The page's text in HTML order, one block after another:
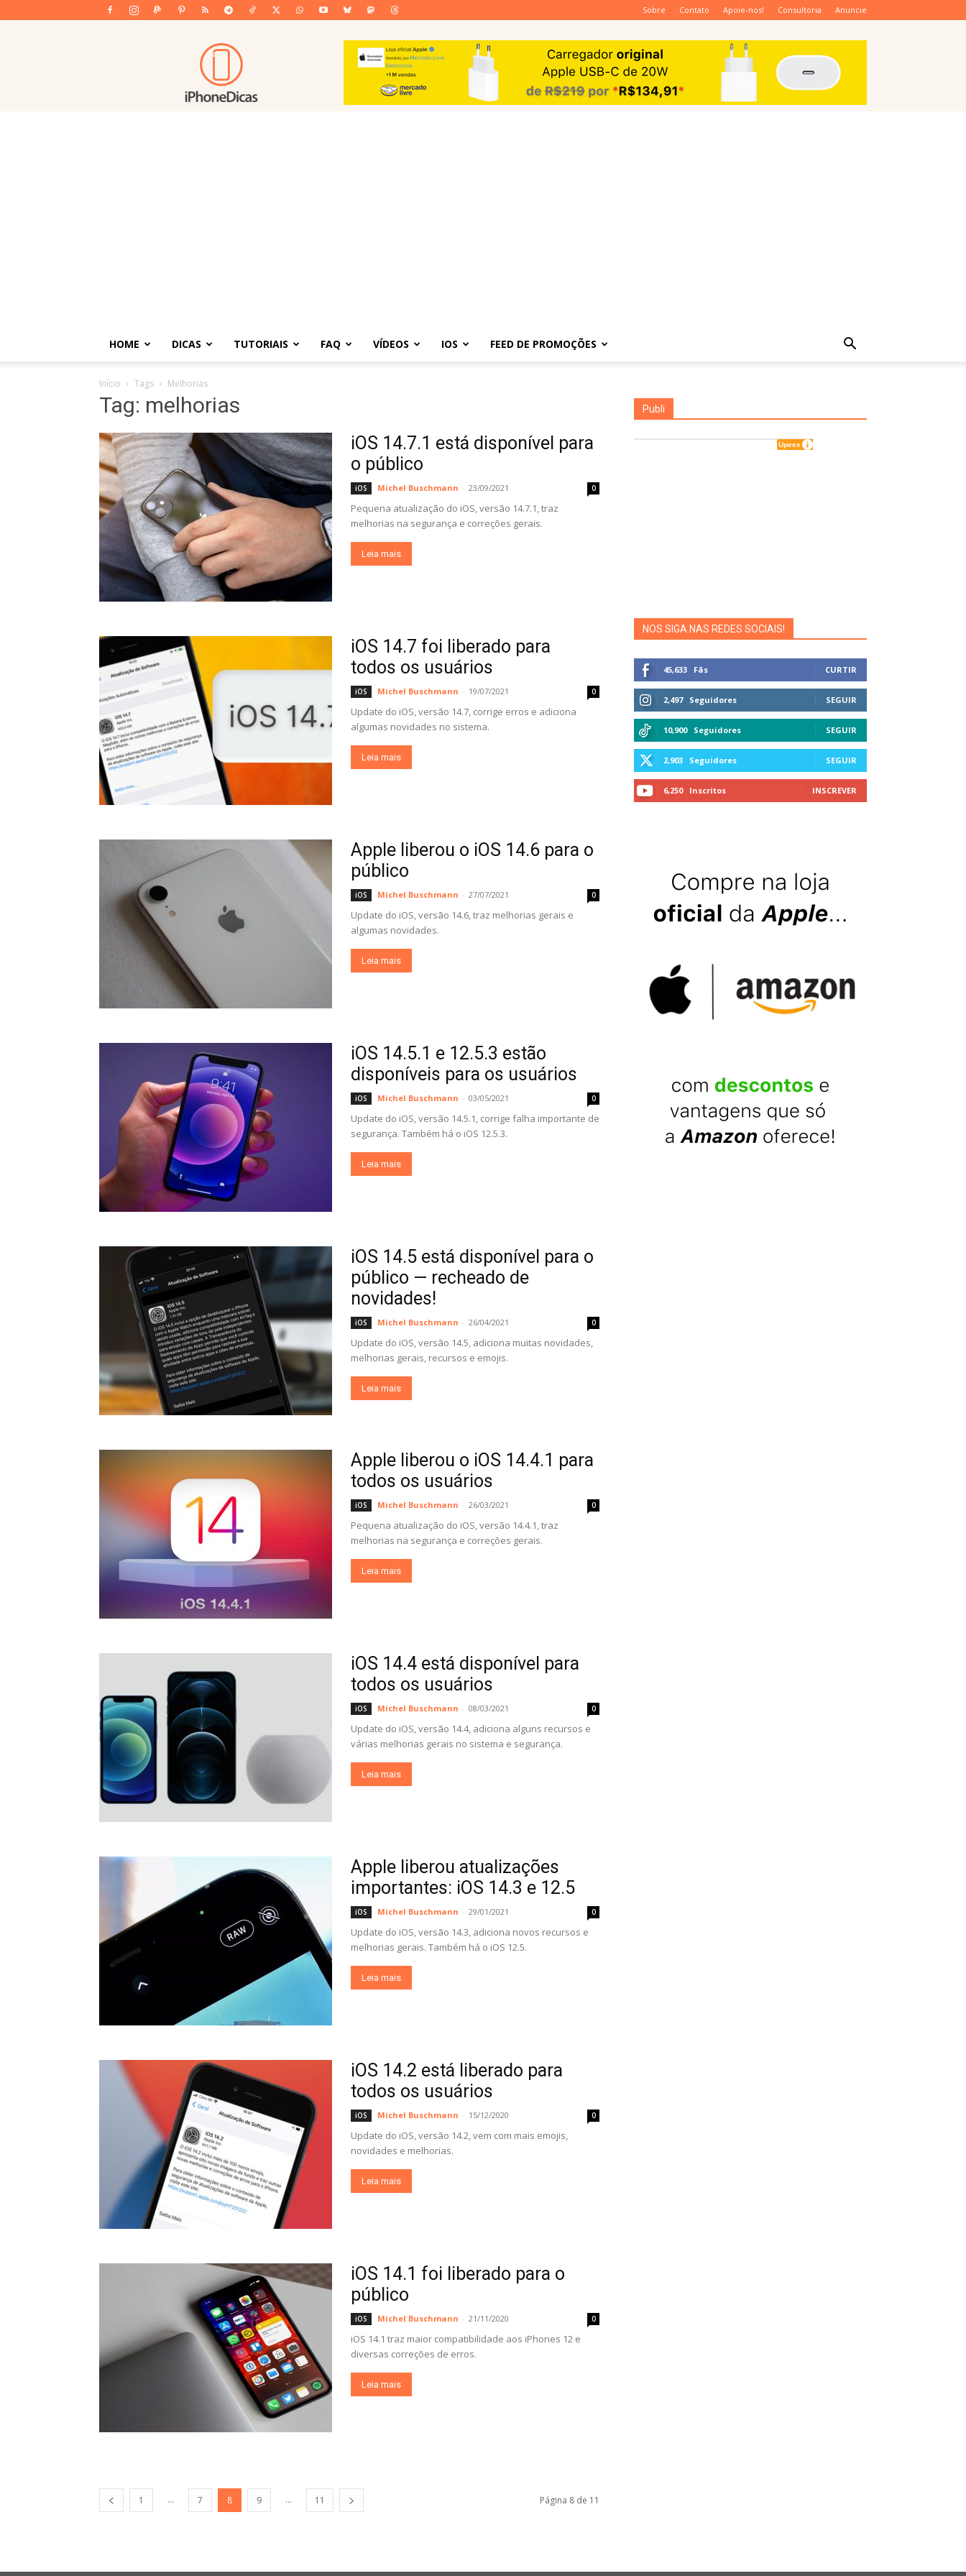
Sobre Contato Apoie-nos! Consultoria Anuncie
iPhoneDicas
HOME DICAS TUTORIAIS FAQ VÍDEOS IOS FEED DE PROMOÇÕES
Início Tags Melhorias
Tag: melhorias
iOS 14.7.1 está disponível para
o público
iOS Michel Buschmann - 23/09/2021 0
Pequena atualização do iOS, versão 14.7.1, traz
melhorias na segurança e correções gerais.
Leia mais
iOS 14.7 foi liberado para
todos os usuários
iOS Michel Buschmann - 19/07/2021 0
Update do iOS, versão 14.7, corrige erros e adiciona
algumas novidades no sistema.
Leia mais
Apple liberou o iOS 14.6 para o
público
iOS Michel Buschmann - 27/07/2021 0
Update do iOS, versão 14.6, traz melhorias gerais e
algumas novidades.
Leia mais
iOS 14.5.1 e 12.5.3 estão
disponíveis para os usuários
iOS Michel Buschmann - 03/05/2021 0
Update do iOS, versão 14.5.1, corrige falha importante de
segurança. Também há o iOS 12.5.3.
Leia mais
iOS 14.5 está disponível para o
público — recheado de
novidades!
iOS Michel Buschmann - 26/04/2021 0
Update do iOS, versão 14.5, adiciona muitas novidades,
melhorias gerais, recursos e emojis.
Leia mais
Apple liberou o iOS 14.4.1 para
todos os usuários
iOS Michel Buschmann - 26/03/2021 0
Pequena atualização do iOS, versão 14.4.1, traz
melhorias na segurança e correções gerais.
Leia mais
iOS 14.4 está disponível para
todos os usuários
iOS Michel Buschmann - 08/03/2021 0
Update do iOS, versão 14.4, adiciona alguns recursos e
várias melhorias gerais no sistema e segurança.
Leia mais
Apple liberou atualizações
importantes: iOS 14.3 e 12.5
iOS Michel Buschmann - 29/01/2021 0
Update do iOS, versão 14.3, adiciona novos recursos e
melhorias gerais. Também há o iOS 12.5.
Leia mais
iOS 14.2 está liberado para
todos os usuários
iOS Michel Buschmann - 15/12/2020 0
Update do iOS, versão 14.2, vem com mais emojis,
novidades e melhorias.
Leia mais
iOS 14.1 foi liberado para o
público
iOS Michel Buschmann - 21/11/2020 0
iOS 14.1 traz maior compatibilidade aos iPhones 12 e
diversas correções de erros.
Leia mais
1 ... 7 8 9 ... 11 Página 8 de 11
Publi
NOS SIGA NAS REDES SOCIAIS!
45,633 Fãs CURTIR
2,497 Seguidores SEGUIR
10,900 Seguidores SEGUIR
2,903 Seguidores SEGUIR
6,250 Inscritos INSCREVER